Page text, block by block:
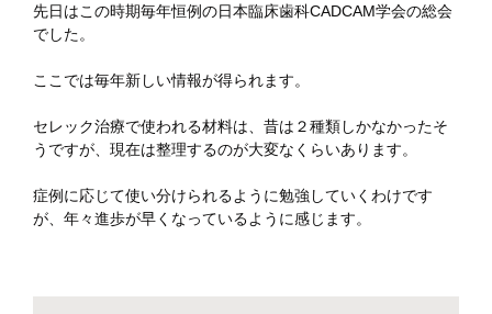
先日はこの時期毎年恒例の日本臨床歯科CADCAM学会の総会
でした。
ここでは毎年新しい情報が得られます。
セレック治療で使われる材料は、昔は２種類しかなかったそ
うですが、現在は整理するのが大変なくらいあります。
症例に応じて使い分けられるように勉強していくわけです
が、年々進歩が早くなっているように感じます。